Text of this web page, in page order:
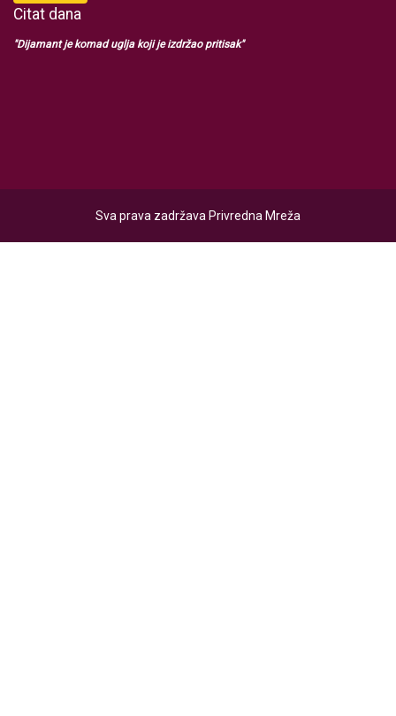
Citat dana
"Dijamant je komad uglja koji je izdržao pritisak"
Sva prava zadržava Privredna Mreža